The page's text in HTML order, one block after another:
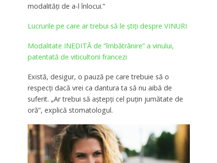
modalităţi de a-l înlocui.”
Lucrurile pe care ar trebui să le ştiţi despre VINURI
Modalitate INEDITĂ de ”îmbătrânire” a vinului,
patentată de viticultorii francezi
Există, desigur, o pauză pe care trebuie să o
respecţi dacă vrei ca dantura ta să nu aibă de
suferit. „Ar trebui să aştepţi cel puţin jumătate de
oră”, explică stomatologul.